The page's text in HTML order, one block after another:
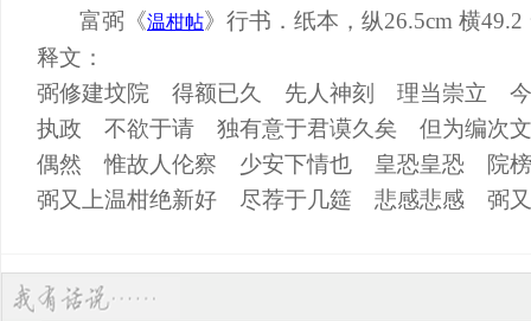
富弼《温柑帖》行书．纸本，纵26.5cm 横
释文：
弼修建坟院 得额已久 先人神刻 理当崇立
执政 不欲于请 独有意于君谟久矣 但为编次
偶然 惟故人伦察 少安下情也 皇恐皇恐 院
弼又上温柑绝新好 尽荐于几筵 悲感悲感 弼